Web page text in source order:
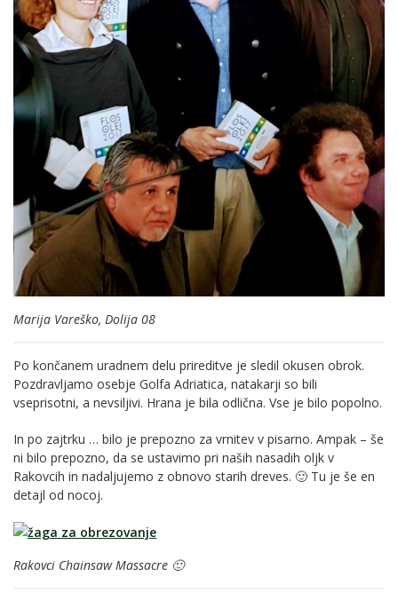
Marija Vareško, Dolija 08
Po končanem uradnem delu prireditve je sledil okusen obrok.
Pozdravljamo osebje Golfa Adriatica, natakarji so bili
vseprisotni, a nevsiljivi. Hrana je bila odlična. Vse je bilo popolno.
In po zajtrku … bilo je prepozno za vrnitev v pisarno. Ampak – še
ni bilo prepozno, da se ustavimo pri naših nasadih oljk v
Rakovcih in nadaljujemo z obnovo starih dreves. 🙂 Tu je še en
detajl od nocoj.
Rakovci Chainsaw Massacre 🙂